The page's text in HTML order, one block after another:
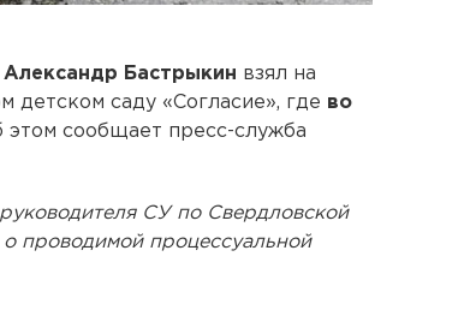
Александр Бастрыкин взял на
детском саду «Согласие», где во
этом сообщает пресс-служба
СУ по Свердловской
о проводимой процессуальной